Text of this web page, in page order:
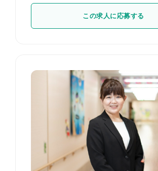
この求人に応募する